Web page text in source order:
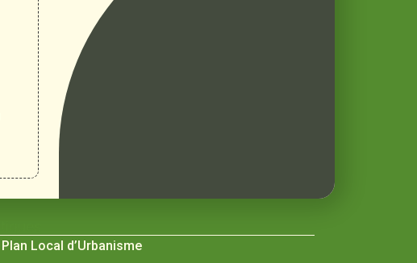
Plan Local d’Urbanisme